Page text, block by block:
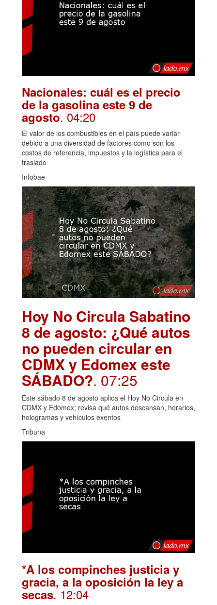
Nacionales: cuál es el precio
de la gasolina este 9 de
agosto. 04:20
El valor de los combustibles en el país puede variar
debido a una diversidad de factores como son los
costos de referencia, impuestos y la logística para el
traslado
Infobae
Hoy No Circula Sabatino
8 de agosto: ¿Qué autos
no pueden circular en
CDMX y Edomex este
SÁBADO?. 07:25
Este sábado 8 de agosto aplica el Hoy No Circula en
CDMX y Edomex; revisa qué autos descansan, horarios,
hologramas y vehículos exentos
Tribuna
*A los compinches justicia y
gracia, a la oposición la ley a
secas. 12:04